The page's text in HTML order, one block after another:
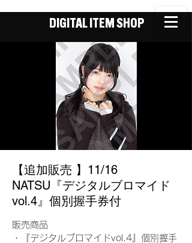
DIGITAL ITEM SHOP
【追加販売 】11/16
NATSU『デジタルブロマイド
vol.4』個別握手券付
販売商品
・『デジタルブロマイドvol.4』個別握手